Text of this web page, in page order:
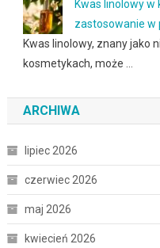
Kwas linolowy w
zastosowanie w
Kwas linolowy, znany jako
kosmetykach, może …
ARCHIWA
lipiec 2026
czerwiec 2026
maj 2026
kwiecień 2026